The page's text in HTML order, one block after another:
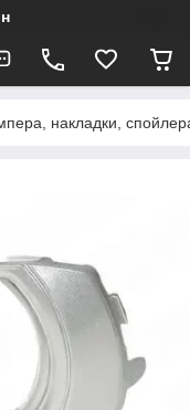
накладки,